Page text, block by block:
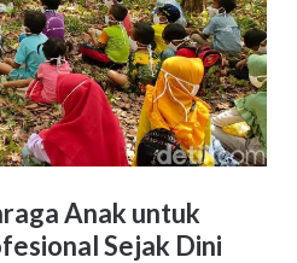
Anak untuk
Sejak Dini